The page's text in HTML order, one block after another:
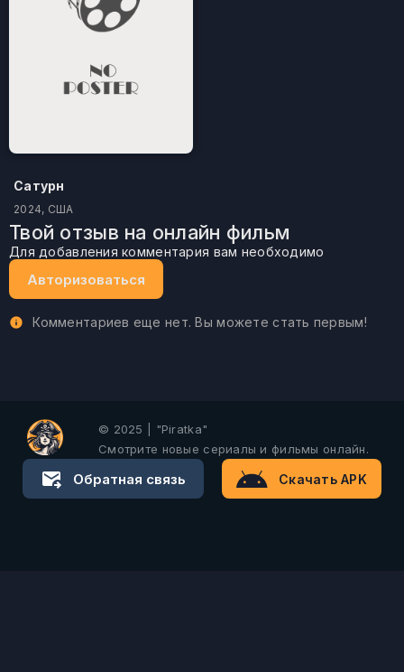
Сатурн
2024, США
Твой отзыв на онлайн фильм
Для добавления комментария вам необходимо
Авторизоваться
Комментариев еще нет. Вы можете стать первым!
© 2025 | "Piratka"
Смотрите новые сериалы и фильмы онлайн.
Обратная связь Скачать APK